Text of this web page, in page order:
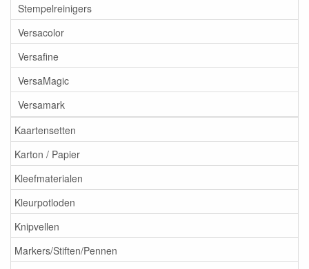
Stempelreinigers
Versacolor
Versafine
VersaMagic
Versamark
Kaartensetten
Karton / Papier
Kleefmaterialen
Kleurpotloden
Knipvellen
Markers/Stiften/Pennen